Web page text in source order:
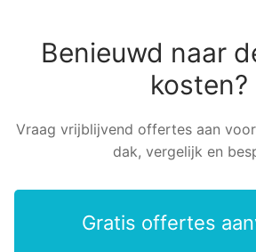
Benieuwd naar
kosten?
Vraag vrijblijvend offertes aan
dak, vergelijk en
Gratis offertes